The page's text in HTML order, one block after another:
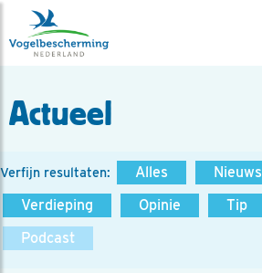
Actueel
Verfijn resultaten: Alles Nieuws
Verdieping
Opinie Tip
Podcast